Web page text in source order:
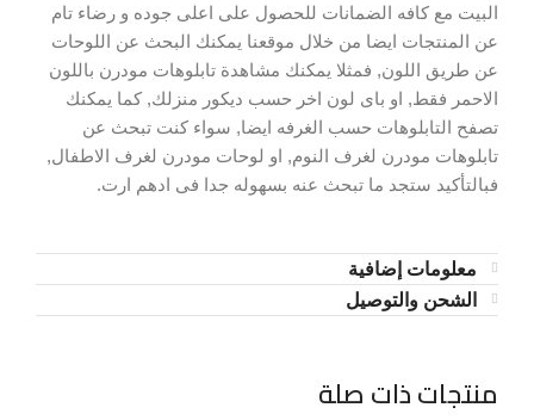
البيت مع كافه الضمانات للحصول على اعلى جوده و رضاء تام
عن المنتجات ايضا من خلال موقعنا يمكنك البحث عن اللوحات
عن طريق اللون, فمثلا يمكنك مشاهدة تابلوهات مودرن باللون
الاحمر فقط, او باى لون اخر حسب ديكور منزلك, كما يمكنك
تصفح التابلوهات حسب الغرفه ايضا, سواء كنت تبحث عن
تابلوهات مودرن لغرف النوم, او لوحات مودرن لغرف الاطفال,
فبالتأكيد ستجد ما تبحث عنه بسهوله جدا فى ادهم ارت.
معلومات إضافية
الشحن والتوصيل
منتجات ذات صلة